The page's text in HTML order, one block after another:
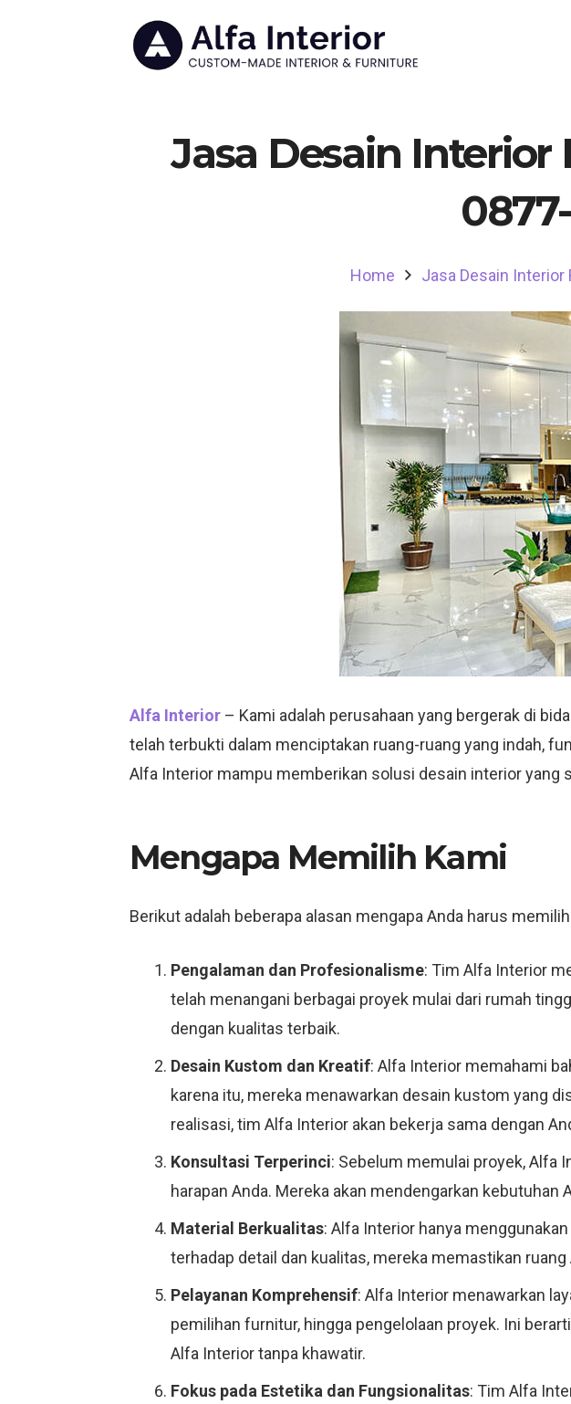
Jasa Desain
Home Jasa Desain
Alfa Interior – Kami adalah perusahaan yang bergerak di
telah terbukti dalam menciptakan ruang-ruang yang indah,
Alfa Interior mampu memberikan solusi desain interior yang
Mengapa Memilih Kami
Berikut adalah beberapa alasan mengapa Anda harus
Pengalaman dan Profesionalisme: Tim Alfa Interior
telah menangani berbagai proyek mulai dari rumah
dengan kualitas terbaik.
Desain Kustom dan Kreatif: Alfa Interior memahami
karena itu, mereka menawarkan desain kustom yang
realisasi, tim Alfa Interior akan bekerja sama dengan
Konsultasi Terperinci: Sebelum memulai proyek, Alfa
harapan Anda. Mereka akan mendengarkan
Material Berkualitas: Alfa Interior hanya
terhadap detail dan kualitas, mereka memastikan
Pelayanan Komprehensif: Alfa Interior menawarkan
pemilihan furnitur, hingga pengelolaan proyek. Ini
Alfa Interior tanpa khawatir.
Fokus pada Estetika dan Fungsionalitas: Tim Alfa